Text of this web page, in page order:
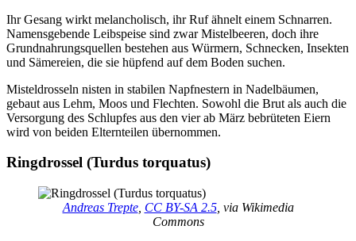
Ihr Gesang wirkt melancholisch, ihr Ruf ähnelt einem Schnarren.
Namensgebende Leibspeise sind zwar Mistelbeeren, doch ihre
Grundnahrungsquellen bestehen aus Würmern, Schnecken, Insekten
und Sämereien, die sie hüpfend auf dem Boden suchen.
Misteldrosseln nisten in stabilen Napfnestern in Nadelbäumen,
gebaut aus Lehm, Moos und Flechten. Sowohl die Brut als auch die
Versorgung des Schlupfes aus den vier ab März bebrüteten Eiern
wird von beiden Elternteilen übernommen.
Ringdrossel (Turdus torquatus)
Andreas Trepte, CC BY-SA 2.5, via Wikimedia
Commons